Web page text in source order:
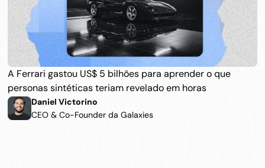
A Ferrari gastou US$ 5 bilhões para aprender o que
personas sintéticas teriam revelado em horas
Daniel Victorino
CEO & Co-Founder da Galaxies